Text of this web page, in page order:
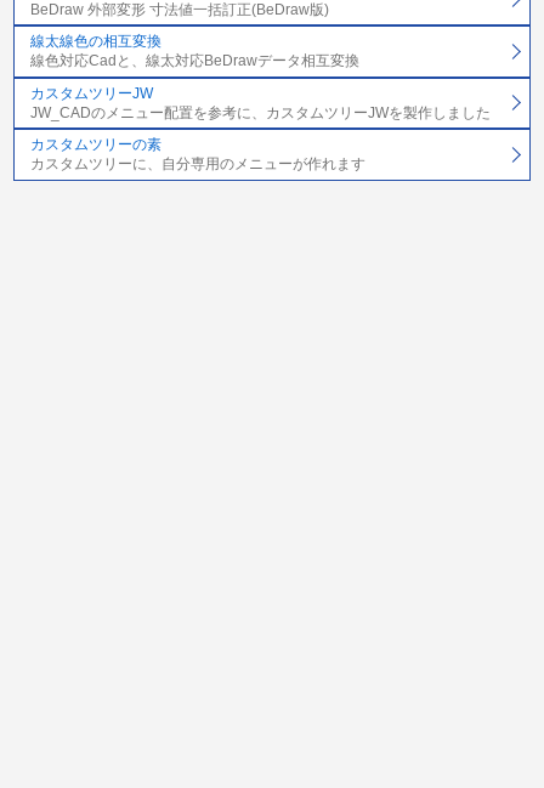
BeDraw 外部変形 寸法値一括訂正(BeDraw版)
線太線色の相互変換
線色対応Cadと、線太対応BeDrawデータ相互変換
カスタムツリーJW
JW_CADのメニュー配置を参考に、カスタムツリーJWを製作しました
カスタムツリーの素
カスタムツリーに、自分専用のメニューが作れます